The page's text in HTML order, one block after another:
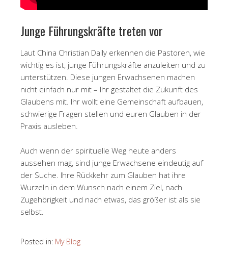
Junge Führungskräfte treten vor
Laut China Christian Daily erkennen die Pastoren, wie
wichtig es ist, junge Führungskräfte anzuleiten und zu
unterstützen. Diese jungen Erwachsenen machen
nicht einfach nur mit – Ihr gestaltet die Zukunft des
Glaubens mit. Ihr wollt eine Gemeinschaft aufbauen,
schwierige Fragen stellen und euren Glauben in der
Praxis ausleben.
Auch wenn der spirituelle Weg heute anders
aussehen mag, sind junge Erwachsene eindeutig auf
der Suche. Ihre Rückkehr zum Glauben hat ihre
Wurzeln in dem Wunsch nach einem Ziel, nach
Zugehörigkeit und nach etwas, das größer ist als sie
selbst.
Posted in: My Blog